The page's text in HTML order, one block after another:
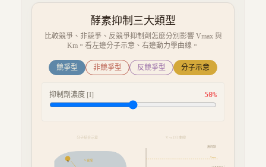
酵素抑制三大類型
比較競爭、非競爭、反競爭抑制劑怎麼分別影響 Vmax 與
Km。看左邊分子示意、右邊動力學曲線。
競爭型 非競爭型 反競爭型 分子示意
抑制劑濃度 [I] 50%
分子結合示意
S S 被擋
V vs [S] 曲線
無抑制
Vmax